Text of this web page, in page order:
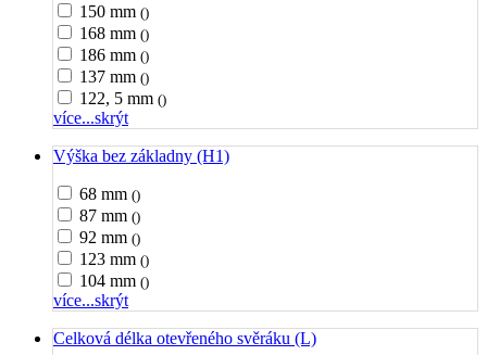
150 mm ()
168 mm ()
186 mm ()
137 mm ()
122, 5 mm ()
více...skrýt
Výška bez základny (H1)
68 mm ()
87 mm ()
92 mm ()
123 mm ()
104 mm ()
více...skrýt
Celková délka otevřeného svěráku (L)